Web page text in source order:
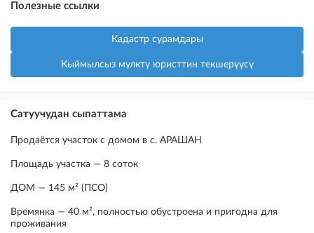
Полезные ссылки
Кадастр сурамдары
Кыймылсыз мүлктү юристтин текшерүүсү
Сатуучудан сыпаттама
Продаётся участок с домом в с. АРАШАН
Площадь участка — 8 соток
ДОМ — 145 м² (ПСО)
Времянка — 40 м², полностью обустроена и пригодна для
проживания